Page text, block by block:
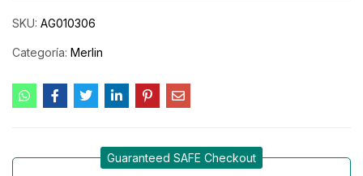
SKU: AG010306
Categoría: Merlin
Guaranteed SAFE Checkout